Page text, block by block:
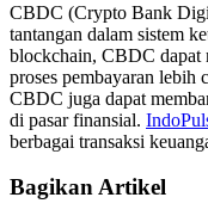
CBDC (Crypto Bank
tantangan dalam sistem
blockchain, CBDC dapat
proses pembayaran lebih
CBDC juga dapat
di pasar finansial.
berbagai transaksi
Bagikan Artikel